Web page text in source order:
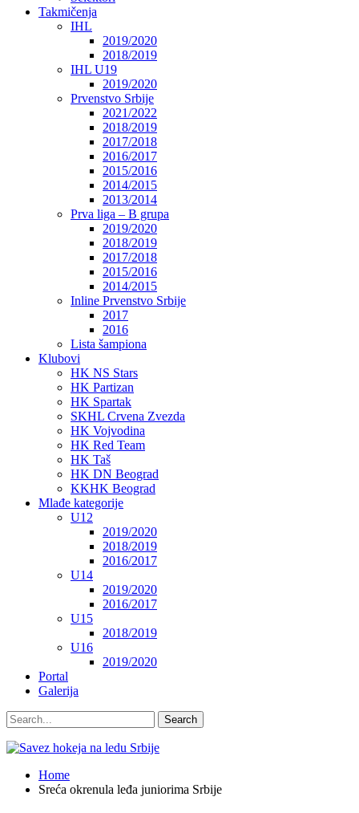
Takmičenja
IHL
2019/2020
2018/2019
IHL U19
2019/2020
Prvenstvo Srbije
2021/2022
2018/2019
2017/2018
2016/2017
2015/2016
2014/2015
2013/2014
Prva liga – B grupa
2019/2020
2018/2019
2017/2018
2015/2016
2014/2015
Inline Prvenstvo Srbije
2017
2016
Lista šampiona
Klubovi
HK NS Stars
HK Partizan
HK Spartak
SKHL Crvena Zvezda
HK Vojvodina
HK Red Team
HK Taš
HK DN Beograd
KKHK Beograd
Mlađe kategorije
U12
2019/2020
2018/2019
2016/2017
U14
2019/2020
2016/2017
U15
2018/2019
U16
2019/2020
Portal
Galerija
Home
Sreća okrenula leđa juniorima Srbije